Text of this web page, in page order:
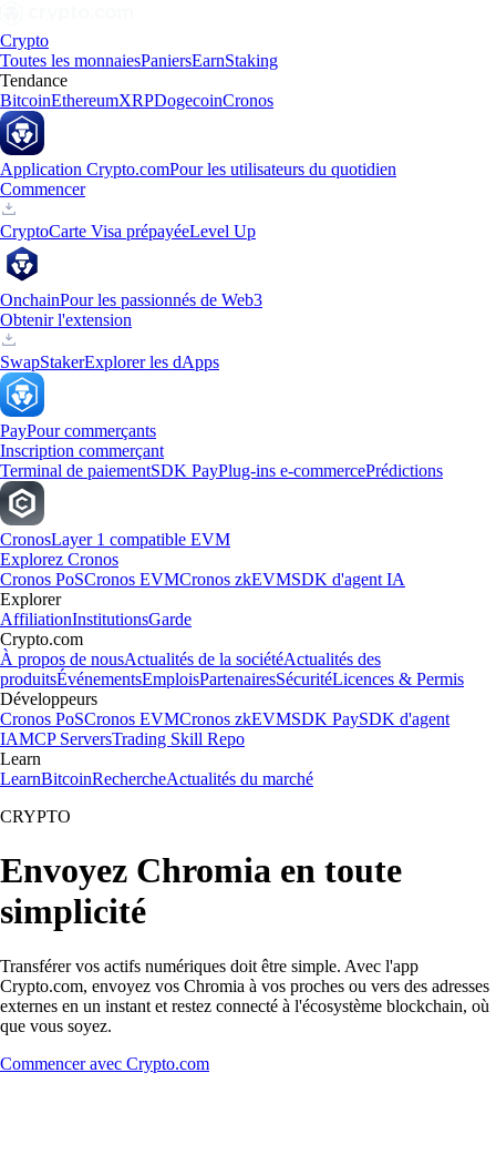
Crypto
Toutes les monnaiesPaniersEarnStaking
Tendance
BitcoinEthereumXRPDogecoinCronos
Application Crypto.comPour les utilisateurs du quotidien
Commencer
CryptoCarte Visa prépayéeLevel Up
OnchainPour les passionnés de Web3
Obtenir l'extension
SwapStakerExplorer les dApps
PayPour commerçants
Inscription commerçant
Terminal de paiementSDK PayPlug-ins e-commercePrédictions
CronosLayer 1 compatible EVM
Explorez Cronos
Cronos PoSCronos EVMCronos zkEVMSDK d'agent IA
Explorer
AffiliationInstitutionsGarde
Crypto.com
À propos de nousActualités de la sociétéActualités des
produitsÉvénementsEmploisPartenairesSécuritéLicences & Permis
Développeurs
Cronos PoSCronos EVMCronos zkEVMSDK PaySDK d'agent
IAMCP ServersTrading Skill Repo
Learn
LearnBitcoinRechercheActualités du marché
CRYPTO
Envoyez Chromia en toute
simplicité
Transférer vos actifs numériques doit être simple. Avec l'app
Crypto.com, envoyez vos Chromia à vos proches ou vers des adresses
externes en un instant et restez connecté à l'écosystème blockchain, où
que vous soyez.
Commencer avec Crypto.com